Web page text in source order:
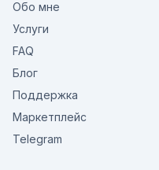
Обо мне
Услуги
FAQ
Блог
Поддержка
Маркетплейс
Telegram